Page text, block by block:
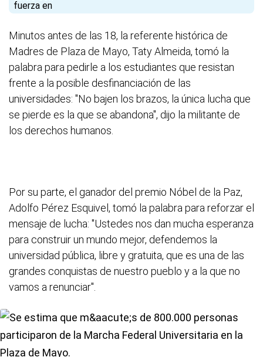
Minutos antes de las 18, la referente histórica de
Madres de Plaza de Mayo, Taty Almeida, tomó la
palabra para pedirle a los estudiantes que resistan
frente a la posible desfinanciación de las
universidades: "No bajen los brazos, la única lucha que
se pierde es la que se abandona", dijo la militante de
los derechos humanos.
Por su parte, el ganador del premio Nóbel de la Paz,
Adolfo Pérez Esquivel, tomó la palabra para reforzar el
mensaje de lucha: "Ustedes nos dan mucha esperanza
para construir un mundo mejor, defendemos la
universidad pública, libre y gratuita, que es una de las
grandes conquistas de nuestro pueblo y a la que no
vamos a renunciar".